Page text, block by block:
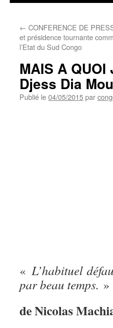
← CONFERENCE DE
et présidence tournante
l’Etat du Sud Congo
MAIS A QUOI
Djess Dia
Publié le04/05/2015par
« L’habituel
par beau temps. »
de Nicolas